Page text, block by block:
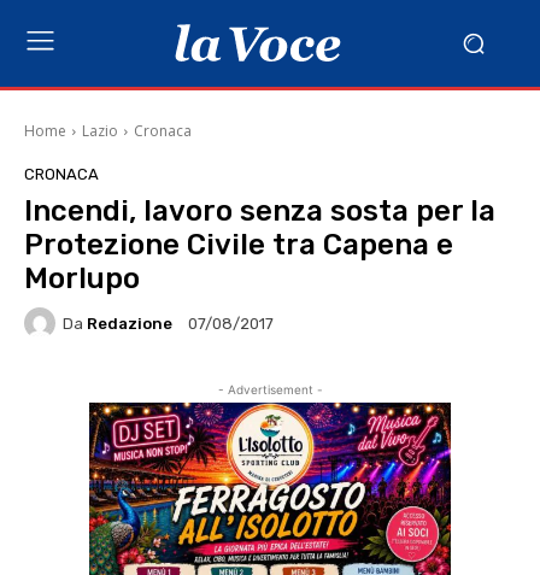
Home Lazio Cronaca
CRONACA
Incendi, lavoro senza sosta per la
Protezione Civile tra Capena e
Morlupo
Da Redazione 07/08/2017
- Advertisement -